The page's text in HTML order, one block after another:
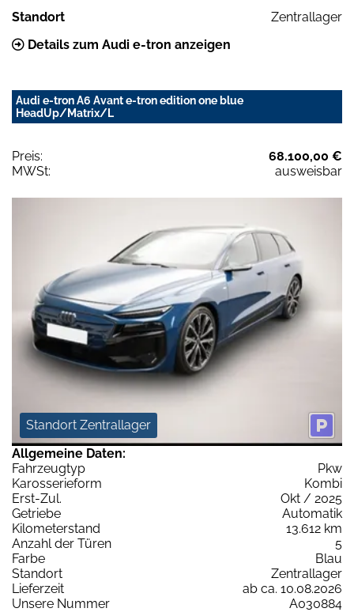
Standort
Zentrallager
Details zum Audi e-tron anzeigen
Audi e-tron A6 Avant e-tron edition one blue
HeadUp/Matrix/L
Preis:
68.100,00 €
MWSt:
ausweisbar
Standort Zentrallager
Allgemeine Daten:
Fahrzeugtyp
Pkw
Karosserieform
Kombi
Erst-Zul.
Okt / 2025
Getriebe
Automatik
Kilometerstand
13.612 km
Anzahl der Türen
5
Farbe
Blau
Standort
Zentrallager
Lieferzeit
ab ca. 10.08.2026
Unsere Nummer
A030884